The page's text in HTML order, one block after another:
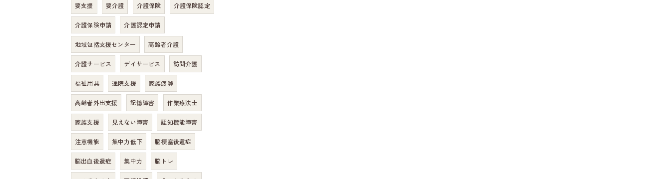
要支援 要介護 介護保険 介護保険認定
介護保険申請 介護認定申請
地域包括支援センター 高齢者介護
介護サービス デイサービス 訪問介護
福祉用具 通院支援 家族疲弊
高齢者外出支援 記憶障害 作業療法士
家族支援 見えない障害 認知機能障害
注意機能 集中力低下 脳梗塞後遺症
脳出血後遺症 集中力 脳トレ